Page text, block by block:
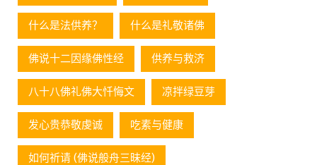
什么是法供养？ 什么是礼敬诸佛
佛说十二因缘佛性经 供养与救济
八十八佛礼佛大忏悔文 凉拌绿豆芽
发心贵恭敬虔诚 吃素与健康
如何祈请 (佛说般舟三昧经)